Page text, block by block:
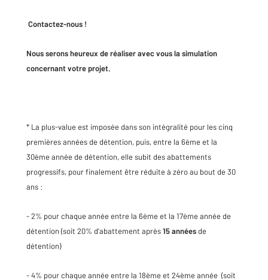
Contactez-nous !
Nous serons heureux de réaliser avec vous la simulation
concernant votre projet.
* La plus-value est imposée dans son intégralité pour les cinq
premières années de détention, puis, entre la 6ème et la
30ème année de détention, elle subit des abattements
progressifs, pour finalement être réduite à zéro au bout de 30
ans :
- 2% pour chaque année entre la 6ème et la 17ème année de
détention (soit 20% d’abattement après15 annéesde
détention)
- 4% pour chaque année entre la 18ème et 24ème année (soit